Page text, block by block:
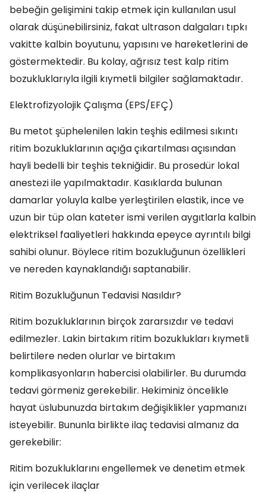
bebeğin gelişimini takip etmek için kullanılan usul
olarak düşünebilirsiniz, fakat ultrason dalgaları tıpkı
vakitte kalbin boyutunu, yapısını ve hareketlerini de
göstermektedir. Bu kolay, ağrısız test kalp ritim
bozukluklarıyla ilgili kıymetli bilgiler sağlamaktadır.
Elektrofizyolojik Çalışma (EPS/EFÇ)
Bu metot şüphelenilen lakin teşhis edilmesi sıkıntı
ritim bozukluklarının açığa çıkartılması açısından
hayli bedelli bir teşhis tekniğidir. Bu prosedür lokal
anestezi ile yapılmaktadır. Kasıklarda bulunan
damarlar yoluyla kalbe yerleştirilen elastik, ince ve
uzun bir tüp olan kateter ismi verilen aygıtlarla kalbin
elektriksel faaliyetleri hakkında epeyce ayrıntılı bilgi
sahibi olunur. Böylece ritim bozukluğunun özellikleri
ve nereden kaynaklandığı saptanabilir.
Ritim Bozukluğunun Tedavisi Nasıldır?
Ritim bozukluklarının birçok zararsızdır ve tedavi
edilmezler. Lakin birtakım ritim bozuklukları kıymetli
belirtilere neden olurlar ve birtakım
komplikasyonların habercisi olabilirler. Bu durumda
tedavi görmeniz gerekebilir. Hekiminiz öncelikle
hayat üslubunuzda birtakım değişiklikler yapmanızı
isteyebilir. Bununla birlikte ilaç tedavisi almanız da
gerekebilir:
Ritim bozukluklarını engellemek ve denetim etmek
için verilecek ilaçlar